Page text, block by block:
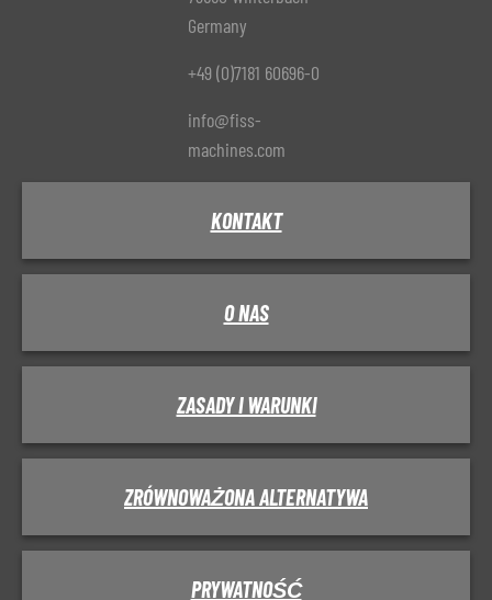
Germany
+49 (0)7181 60696-0
info@fiss-
machines.com
KONTAKT
O NAS
ZASADY I WARUNKI
ZRÓWNOWAŻONA ALTERNATYWA
PRYWATNOŚĆ